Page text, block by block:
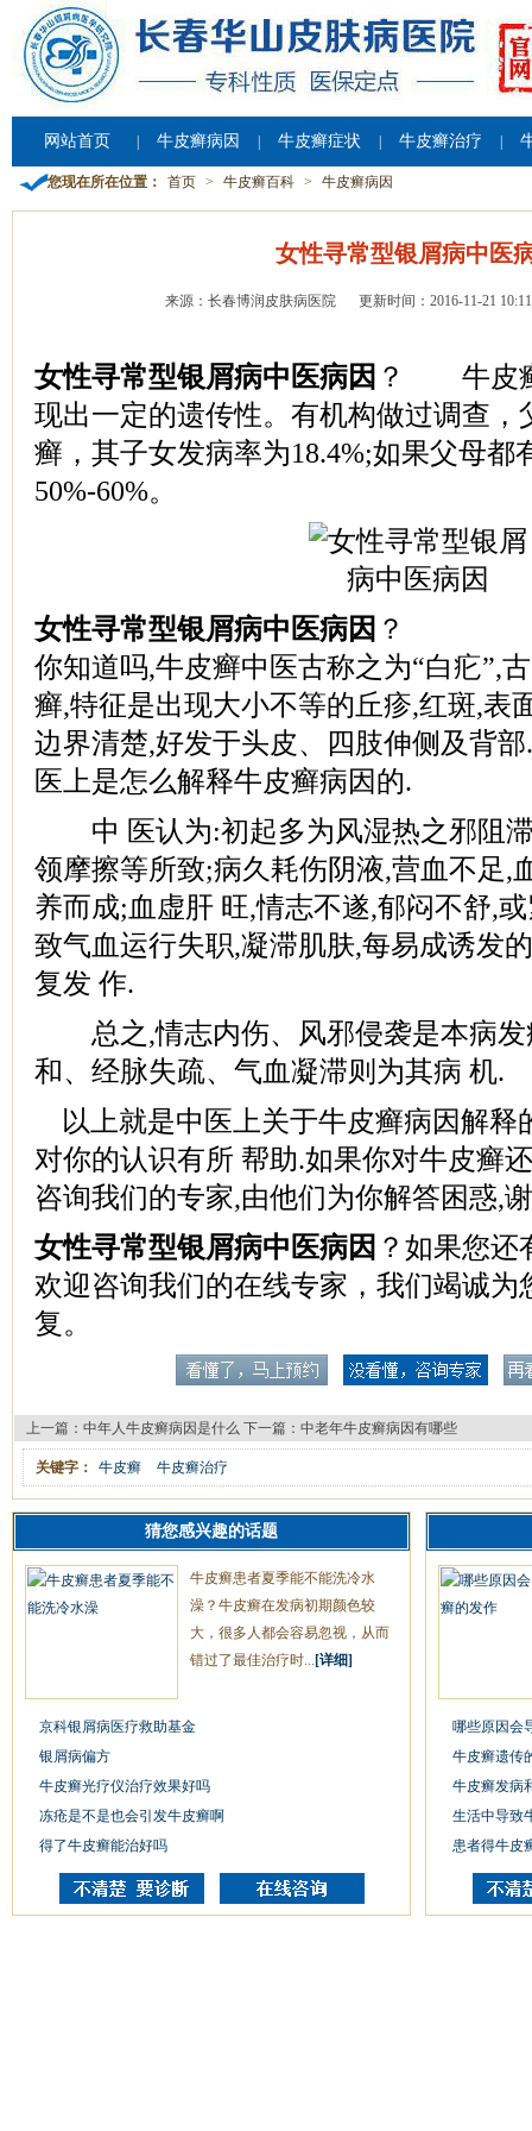
网站首页 牛皮癣病因 牛皮癣症状 牛皮癣治疗
您现在所在位置： 首页 > 牛皮癣百科 > 牛皮癣病因
女性寻常型银屑病中医
来源：长春博润皮肤病医院 更新时间：2016-11-21
女性寻常型银屑病中医病因 ？ 牛皮癣
现出一定的遗传性。有机构做过调查，
癣，其子女发病率为18.4%;如果父母都
50%-60%。
女性寻常型银屑病中医病因 ？
你知道吗,牛皮癣中医古称之为“白疕”,
癣,特征是出现大小不等的丘疹,红斑,表
边界清楚,好发于头皮、四肢伸侧及背
医上是怎么解释牛皮癣病因的.
中 医认为:初起多为风湿热之邪阻滞
领摩擦等所致;病久耗伤阴液,营血不足,
养而成;血虚肝 旺,情志不遂,郁闷不舒,
致气血运行失职,凝滞肌肤,每易成诱发
复发 作.
总之,情志内伤、风邪侵袭是本病发
和、经脉失疏、气血凝滞则为其病 机.
以上就是中医上关于牛皮癣病因解释
对你的认识有所 帮助.如果你对牛皮癣
咨询我们的专家,由他们为你解答困惑,
女性寻常型银屑病中医病因 ？如果您
欢迎咨询我们的在线专家，我们竭诚为
复。
上一篇： 中年人牛皮癣病因是什么 下一篇： 中老年牛皮癣病因有哪些
关键字： 牛皮癣 牛皮癣治疗
猜您感兴趣的话题
牛皮癣患者夏季能不能洗冷水
澡？牛皮癣在发病初期颜色较
大，很多人都会容易忽视，从而
错过了最佳治疗时... [详细]
京科银屑病医疗救助基金
银屑病偏方
牛皮癣光疗仪治疗效果好吗
冻疮是不是也会引发牛皮癣啊
得了牛皮癣能治好吗
哪些原因会
牛皮癣遗传
牛皮癣发病
生活中导致
患者得牛皮